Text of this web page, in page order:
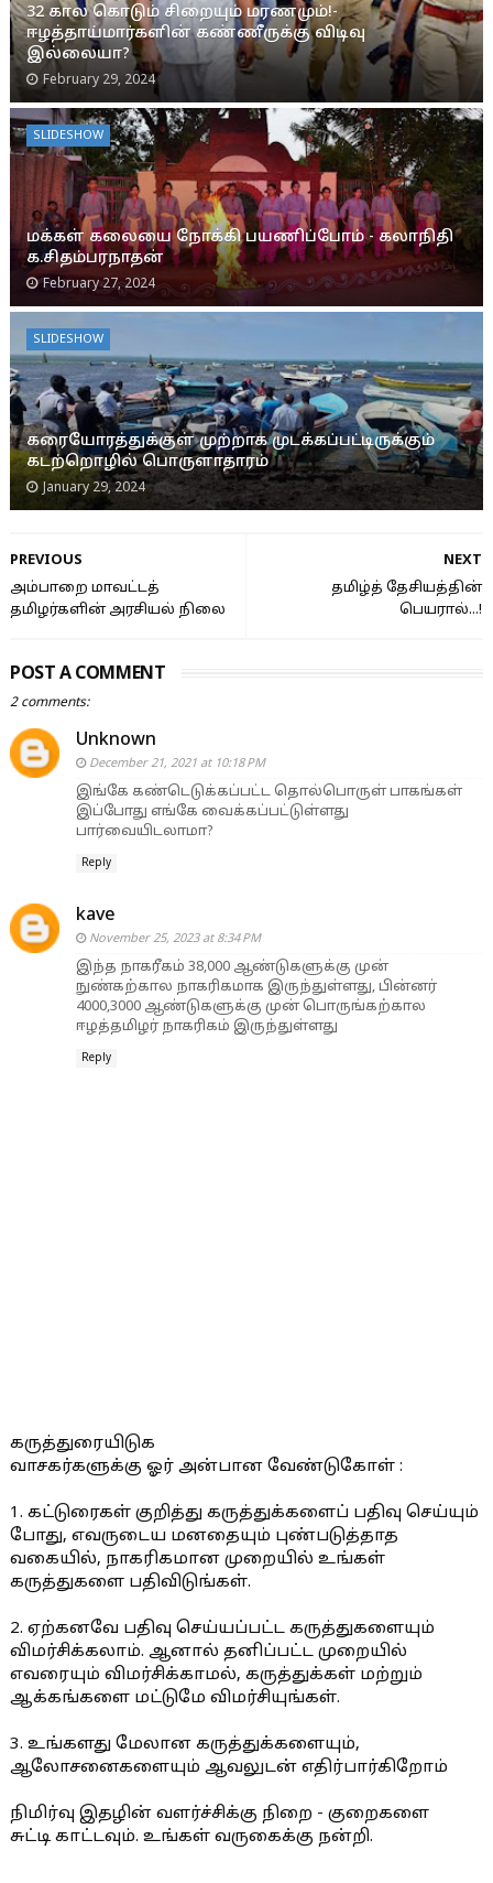
32 கால கொடும் சிறையும் மரணமும்!-
ஈழத்தாய்மார்களின் கண்ணீருக்கு விடிவு
இல்லையா?
February 29, 2024
SLIDESHOW
மக்கள் கலையை நோக்கி பயணிப்போம் - கலாநிதி
க.சிதம்பரநாதன்
February 27, 2024
SLIDESHOW
கரையோரத்துக்குள் முற்றாக முடக்கப்பட்டிருக்கும்
கடற்றொழில் பொருளாதாரம்
January 29, 2024
NEXT
தமிழ்த் தேசியத்தின்
பெயரால்...!
PREVIOUS
அம்பாறை மாவட்டத்
தமிழர்களின் அரசியல் நிலை
POST A COMMENT
2 comments:
Unknown
December 21, 2021 at 10:18 PM
இங்கே கண்டெடுக்கப்பட்ட தொல்பொருள் பாகங்கள்
இப்போது எங்கே வைக்கப்பட்டுள்ளது
பார்வையிடலாமா?
Reply
kave
November 25, 2023 at 8:34 PM
இந்த நாகரீகம் 38,000 ஆண்டுகளுக்கு முன்
நுண்கற்கால நாகரிகமாக இருந்துள்ளது, பின்னர்
4000,3000 ஆண்டுகளுக்கு முன் பொருங்கற்கால
ஈழத்தமிழர் நாகரிகம் இருந்துள்ளது
Reply
கருத்துரையிடுக
வாசகர்களுக்கு ஓர் அன்பான வேண்டுகோள் :
1. கட்டுரைகள் குறித்து கருத்துக்களைப் பதிவு செய்யும்
போது, எவருடைய மனதையும் புண்படுத்தாத
வகையில், நாகரிகமான முறையில் உங்கள்
கருத்துகளை பதிவிடுங்கள்.
2. ஏற்கனவே பதிவு செய்யப்பட்ட கருத்துகளையும்
விமர்சிக்கலாம். ஆனால் தனிப்பட்ட முறையில்
எவரையும் விமர்சிக்காமல், கருத்துக்கள் மற்றும்
ஆக்கங்களை மட்டுமே விமர்சியுங்கள்.
3. உங்களது மேலான கருத்துக்களையும்,
ஆலோசனைகளையும் ஆவலுடன் எதிர்பார்கிறோம்
நிமிர்வு இதழின் வளர்ச்சிக்கு நிறை - குறைகளை
சுட்டி காட்டவும். உங்கள் வருகைக்கு நன்றி.